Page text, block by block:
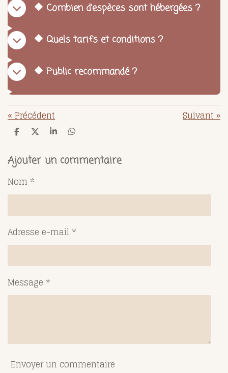
🔶 Combien d’espèces sont hébergées ?
🔶 Quels tarifs et conditions ?
🔶 Public recommandé ?
«Précédent Suivant»
P
t
a
e
r
P
t
a
r
P
t
a
r
P
t
a
r
Ajouter un commentaire
Nom *
Adresse e-mail *
Message *
Envoyer un commentaire